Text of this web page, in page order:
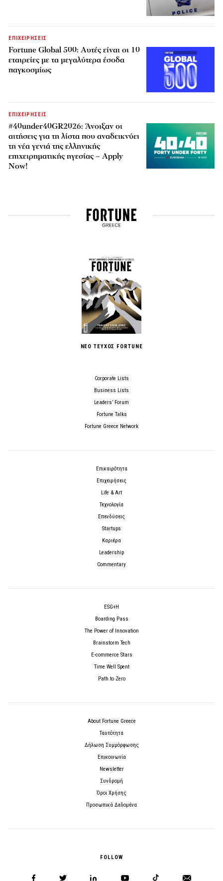
ΕΠΙΧΕΙΡΗΣΕΙΣ
Fortune Global 500: Αυτές είναι οι 10
εταιρείες με τα μεγαλύτερα έσοδα
παγκοσμίως
ΕΠΙΧΕΙΡΗΣΕΙΣ
#40under40GR2026: Άνοιξαν οι
αιτήσεις για τη λίστα που αναδεικνύει
τη νέα γενιά της ελληνικής
επιχειρηματικής ηγεσίας – Apply
Now!
ΝΕΟ ΤΕΥΧΟΣ FORTUNE
Corporate Lists
Business Lists
Leaders’ Forum
Fortune Talks
Fortune Greece Network
Επικαιρότητα
Επιχειρήσεις
Life & Art
Τεχνολογία
Επενδύσεις
Startups
Καριέρα
Leadership
Commentary
ESG+H
Boarding Pass
The Power of Innovation
Brainstorm Tech
E-commerce Stars
Time Well Spent
Path to Zero
About Fortune Greece
Ταυτότητα
Δήλωση Συμμόρφωσης
Επικοινωνία
Newsletter
Συνδρομή
Όροι Χρήσης
Προσωπικά Δεδομένα
FOLLOW